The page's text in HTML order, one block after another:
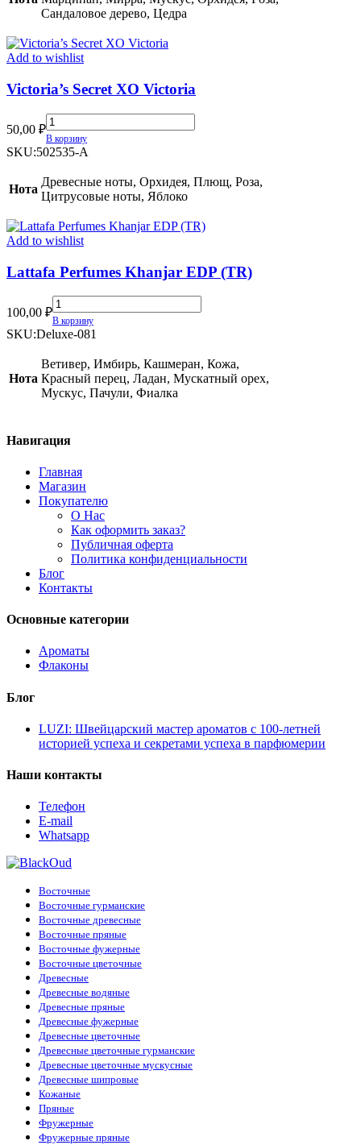
Сандаловое дерево, Цедра
Add to wishlist
Victoria’s Secret XO Victoria
50,00 ₽
Victoria’s
Secret
XO
quantity
В корзину
SKU:502535-A
Нота
Древесные ноты, Орхидея, Плющ, Роза,
Цитрусовые ноты, Яблоко
Add to wishlist
Lattafa Perfumes Khanjar EDP (TR)
100,00 ₽
Lattafa
Perfumes
Khanjar
(TR)
quantity
В корзину
SKU:Deluxe-081
Нота
Ветивер, Имбирь, Кашмеран, Кожа,
Красный перец, Ладан, Мускатный орех,
Мускус, Пачули, Фиалка
Навигация
Главная
Магазин
Покупателю
О Нас
Как оформить заказ?
Публичная оферта
Политика конфиденциальности
Блог
Контакты
Основные категории
Ароматы
Флаконы
Блог
LUZI: Швейцарский мастер ароматов с 100-летней
историей успеха и секретами успеха в парфюмерии
Наши контакты
Телефон
E-mail
Whatsapp
Восточные
Восточные гурманские
Восточные древесные
Восточные пряные
Восточные фужерные
Восточные цветочные
Древесные
Древесные водяные
Древесные пряные
Древесные фужерные
Древесные цветочные
Древесные цветочные гурманские
Древесные цветочные мускусные
Древесные шипровые
Кожаные
Пряные
Фружерные
Фружерные пряные